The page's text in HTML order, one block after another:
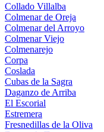
Collado Villalba
Colmenar de Oreja
Colmenar del Arroyo
Colmenar Viejo
Colmenarejo
Corpa
Coslada
Cubas de la Sagra
Daganzo de Arriba
El Escorial
Estremera
Fresnedillas de la Oliva